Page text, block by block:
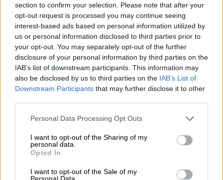
section to confirm your selection. Please note that after your
opt-out request is processed you may continue seeing
interest-based ads based on personal information utilized by
us or personal information disclosed to third parties prior to
your opt-out. You may separately opt-out of the further
disclosure of your personal information by third parties on the
IAB’s list of downstream participants. This information may
also be disclosed by us to third parties on the IAB’s List of
Downstream Participants that may further disclose it to other
Please note that this website/app uses one or more Google
not limited to your visit or usage behaviour. You may click to
grant or deny consent to Google and its third-party tags to
use your data for below specified purposes in below Google
consent section.
Personal Data Processing Opt Outs
I want to opt-out of the Sharing of my
personal data.
Opted In
I want to opt-out of the Sale of my
Personal Data.
Μετά τη συνάντησή του με τον πρόεδρο της
ΔημοκρατίαςΣέρτζιο Ματαρέλαο Ιταλός
πρωθυπουργόςΜάριο Ντάγκισυγκάλεσε
υπουργικό συμβούλιο και ανακοίνωσε στα
μέλη του την απόφασή του να παραιτηθεί.
Πιο αναλυτικά, σε επίσημο ανακοινωθέν την
τονίζει:
«Θέλω να σας ανακοινώσω ότι απόψε
πρόκειται να υποβάλω την παραίτησή μου
στον πρόεδρο της Δημοκρατίας. Οι